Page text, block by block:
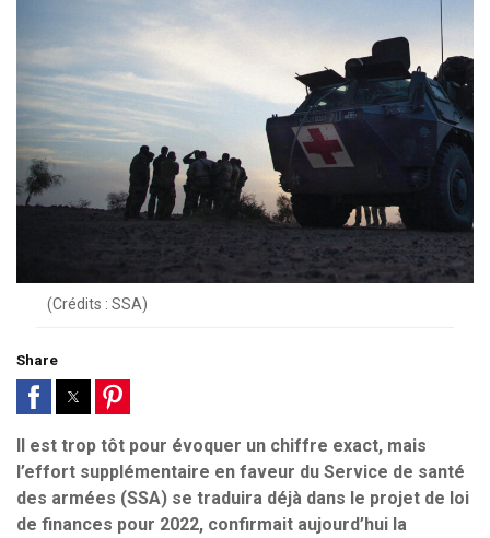
(Crédits : SSA)
Share
Il est trop tôt pour évoquer un chiffre exact, mais
l’effort supplémentaire en faveur du Service de santé
des armées (SSA) se traduira déjà dans le projet de loi
de finances pour 2022, confirmait aujourd’hui la